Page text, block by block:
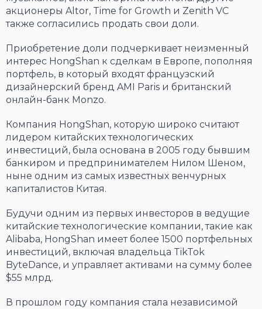
акционеры Altor, Time for Growth и Zenith VC
также согласились продать свои доли.
Приобретение доли подчеркивает неизменный
интерес HongShan к сделкам в Европе, пополняя
портфель, в который входят французский
дизайнерский бренд AMI Paris и британский
онлайн-банк Monzo.
Компания HongShan, которую широко считают
лидером китайских технологических
инвестиций, была основана в 2005 году бывшим
банкиром и предпринимателем Нилом Шеном,
ныне одним из самых известных венчурных
капиталистов Китая.
Будучи одним из первых инвесторов в ведущие
китайские технологические компании, такие как
Alibaba, HongShan имеет более 1500 портфельных
инвестиций, включая владельца TikTok
ByteDance, и управляет активами на сумму более
$55 млрд.
В прошлом году компания стала независимой